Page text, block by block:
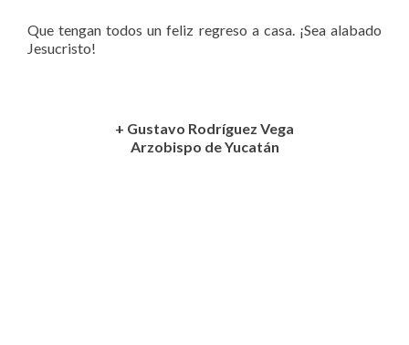
Que tengan todos un feliz regreso a casa. ¡Sea alabado
Jesucristo!
+ Gustavo Rodríguez Vega
Arzobispo de Yucatán